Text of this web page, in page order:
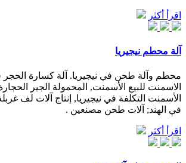
اقرأ أكثر
آلة محطم نيجيريا
محطم وآلة طحن في نيجيريا. آلة كسارة الحجر
الاسمنت للبيع الأسمنت, المحمولة الجير
الأسمنت التكلفة في نيجيريا, إنتاج آلات لف
في الهند; آلات طحن مصنعين .
اقرأ أكثر